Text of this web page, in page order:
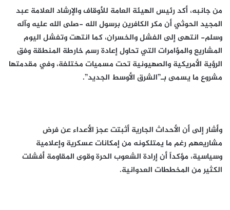
من جانبه، أكد رئيس الهيئة العامة للأوقاف والإرشاد العلامة عبد
المجيد الحوثي أن مكر الكافرين برسول الله -صلى الله عليه وآله
وسلم- انتهى إلى الفشل والخسران، كما انتهت وتفشل اليوم
المشاريع والمؤامرات التي تحاول إعادة رسم خارطة المنطقة وفق
الرؤية الأمريكية والصهيونية تحت مسميات مختلفة، وفي مقدمتها
مشروع ما يسمى بـ”الشرق الأوسط الجديد”.
وأشار إلى أن الأحداث الجارية أثبتت عجز الأعداء عن فرض
مشاريعهم رغم ما يمتلكونه من إمكانات عسكرية وإعلامية
وسياسية، مؤكداً أن إرادة الشعوب الحرة وقوى المقاومة أفشلت
الكثير من المخططات العدوانية.